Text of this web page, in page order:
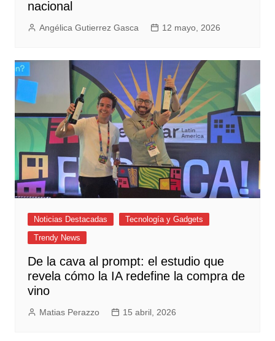
nacional
Angélica Gutierrez Gasca 12 mayo, 2026
Noticias Destacadas
Tecnología y Gadgets
Trendy News
De la cava al prompt: el estudio que
revela cómo la IA redefine la compra de
vino
Matias Perazzo 15 abril, 2026